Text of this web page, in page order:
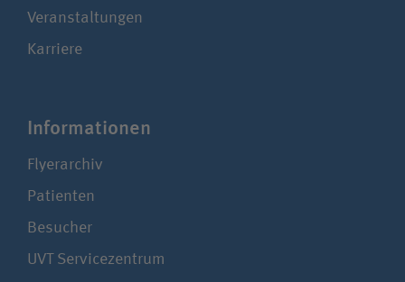
Veranstaltungen
Karriere
Infor­ma­tionen
Flyerarchiv
Patienten
Besucher
UVT Service­zentrum